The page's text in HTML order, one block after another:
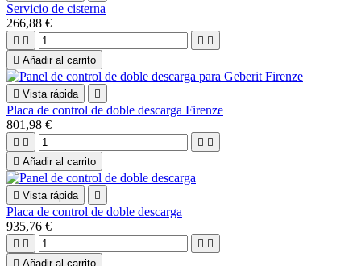
Servicio de cisterna
266,88 €
   
 Añadir al carrito
 Vista rápida 
Placa de control de doble descarga Firenze
801,98 €
   
 Añadir al carrito
 Vista rápida 
Placa de control de doble descarga
935,76 €
   
 Añadir al carrito